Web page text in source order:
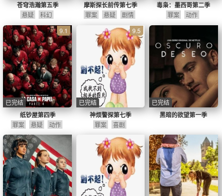
苍穹浩瀚第五季
悬疑 科幻
摩斯探长前传第七季
罪案 悬疑 剧情
毒枭：墨西哥第二季
罪案 动作
纸钞屋第四季
9.1
已完结
罪案 悬疑 动作
神烦警探第七季
9.5
已完结
罪案 喜剧
黑暗的欲望第一季
已完结